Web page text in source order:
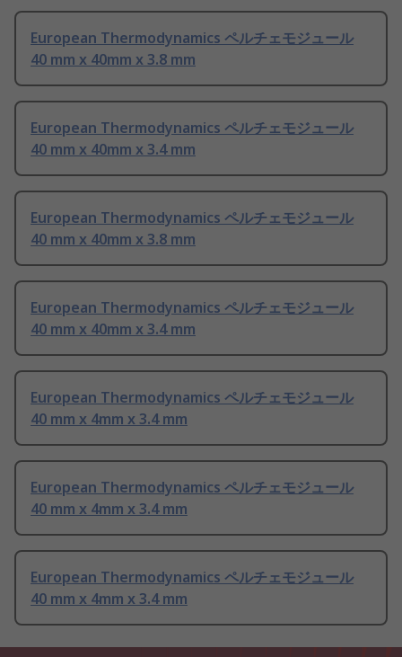
European Thermodynamics ペルチェモジュール
40 mm x 40mm x 3.8 mm
European Thermodynamics ペルチェモジュール
40 mm x 40mm x 3.4 mm
European Thermodynamics ペルチェモジュール
40 mm x 40mm x 3.8 mm
European Thermodynamics ペルチェモジュール
40 mm x 40mm x 3.4 mm
European Thermodynamics ペルチェモジュール
40 mm x 4mm x 3.4 mm
European Thermodynamics ペルチェモジュール
40 mm x 4mm x 3.4 mm
European Thermodynamics ペルチェモジュール
40 mm x 4mm x 3.4 mm